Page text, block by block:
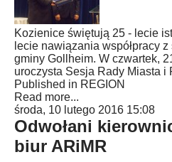
Kozienice świętują 25 - lecie
lecie nawiązania współpracy
gminy Gollheim. W czwartek,
uroczysta Sesja Rady Miasta i
Published in REGION
Read more...
środa, 10 lutego 2016 15:08
Odwołani
biur ARiMR